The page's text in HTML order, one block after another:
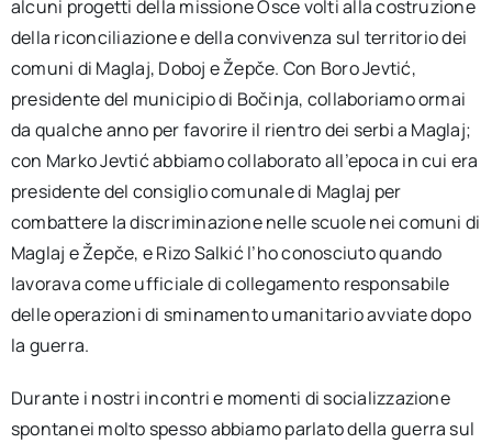
alcuni progetti della missione Osce volti alla costruzione
della riconciliazione e della convivenza sul territorio dei
comuni di Maglaj, Doboj e Žepče. Con Boro Jevtić,
presidente del municipio di Bočinja, collaboriamo ormai
da qualche anno per favorire il rientro dei serbi a Maglaj;
con Marko Jevtić abbiamo collaborato all’epoca in cui era
presidente del consiglio comunale di Maglaj per
combattere la discriminazione nelle scuole nei comuni di
Maglaj e Žepče, e Rizo Salkić l’ho conosciuto quando
lavorava come ufficiale di collegamento responsabile
delle operazioni di sminamento umanitario avviate dopo
la guerra.
Durante i nostri incontri e momenti di socializzazione
spontanei molto spesso abbiamo parlato della guerra sul